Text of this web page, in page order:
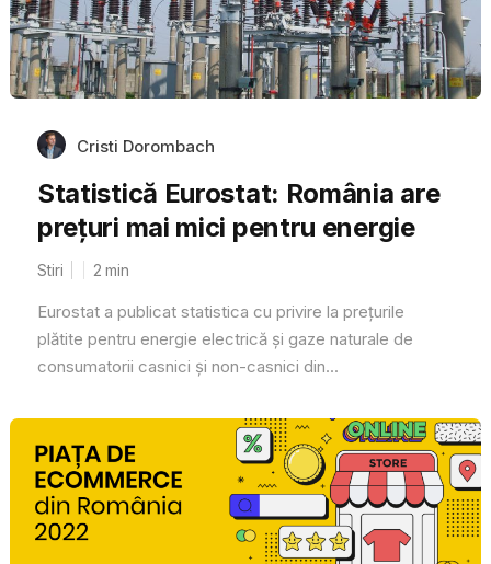
Cristi Dorombach
Statistică Eurostat: România are
prețuri mai mici pentru energie
Stiri 2 min
Eurostat a publicat statistica cu privire la prețurile
plătite pentru energie electrică și gaze naturale de
consumatorii casnici și non-casnici din...